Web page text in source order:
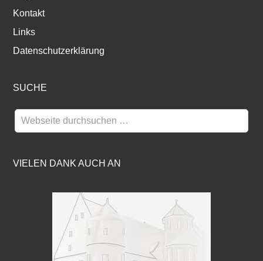
Kontakt
Links
Datenschutzerklärung
SUCHE
VIELEN DANK AUCH AN